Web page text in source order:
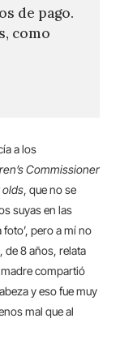
de pago.
como
a los
Commissioner
olds, que no se
suyas en las
pero a mí no
de 8 años, relata
compartió
y eso fue muy
mal que al